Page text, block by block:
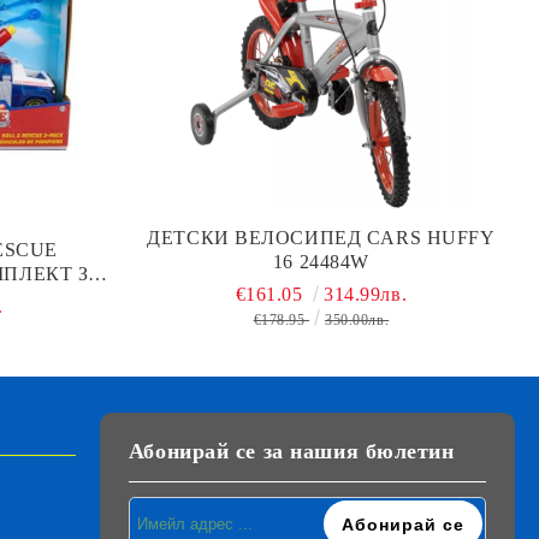
ЗА
ДЕТСКИ ВЕЛОСИПЕД CARS HUFFY
16 24484W
€161.05
314.99лв.
€178.95 350.00лв.
Абонирай се за нашия бюлетин